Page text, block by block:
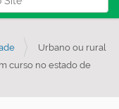
Urbano ou rural
curso no estado de